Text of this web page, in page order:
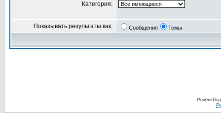
Категория:
Показывать результаты как: Сообщения Темы
Powered by